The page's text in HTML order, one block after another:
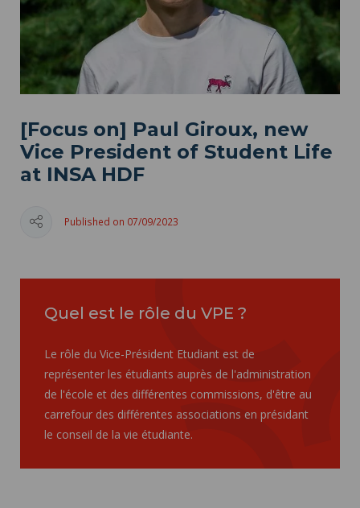
[Focus on] Paul Giroux, new
Vice President of Student Life
at INSA HDF
Published on 07/09/2023
Quel est le rôle du VPE ?
Le rôle du Vice-Président Etudiant est de
représenter les étudiants auprès de l'administration
de l'école et des différentes commissions, d'être au
carrefour des différentes associations en présidant
le conseil de la vie étudiante.